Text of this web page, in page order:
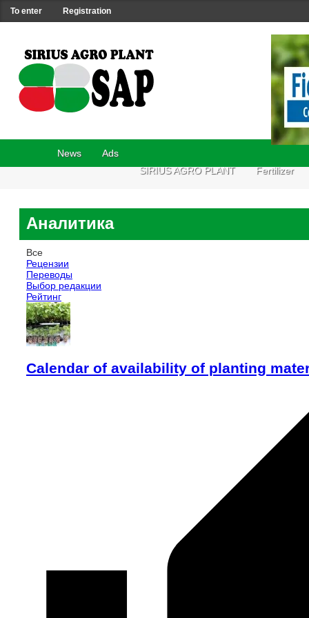
To enter Registration
News
Ads
SIRIUS AGRO PLANT
Fertilizer
Аналитика
Все
Рецензии
Переводы
Выбор редакции
Рейтинг
Calendar of availability of planting